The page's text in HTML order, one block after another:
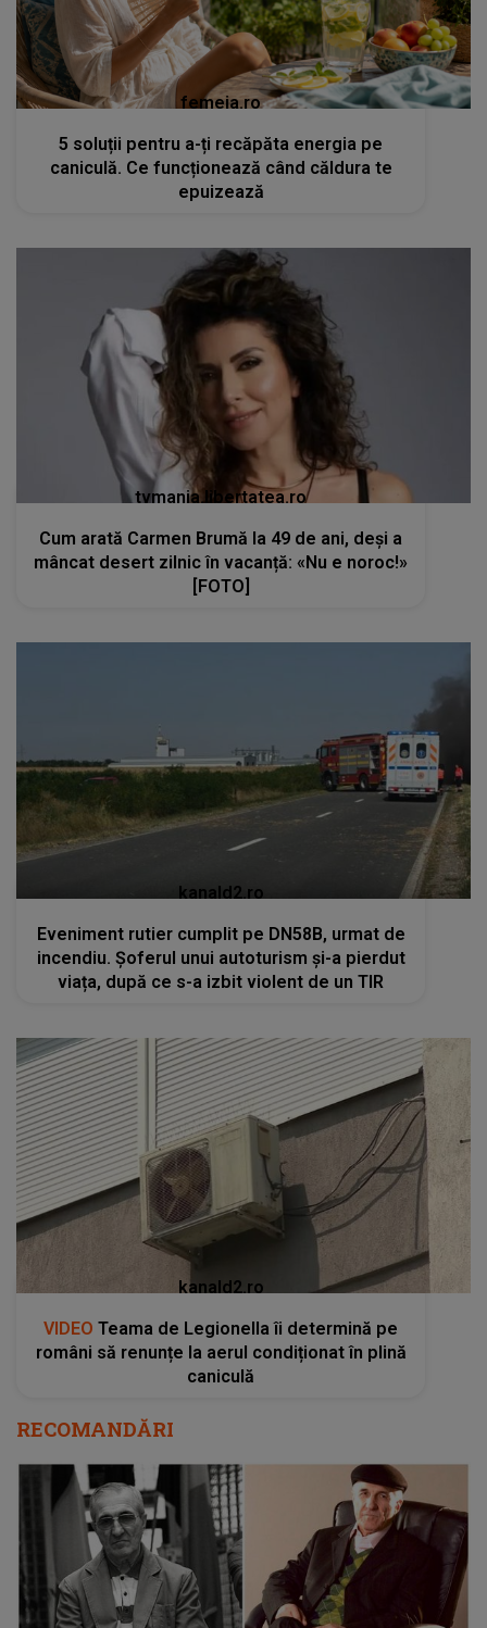
femeia.ro
5 soluții pentru a-ți recăpăta energia pe
caniculă. Ce funcționează când căldura te
epuizează
tvmania.libertatea.ro
Cum arată Carmen Brumă la 49 de ani, deși a
mâncat desert zilnic în vacanță: «Nu e noroc!»
[FOTO]
kanald2.ro
Eveniment rutier cumplit pe DN58B, urmat de
incendiu. Șoferul unui autoturism și-a pierdut
viața, după ce s-a izbit violent de un TIR
kanald2.ro
VIDEO Teama de Legionella îi determină pe
români să renunțe la aerul condiționat în plină
caniculă
RECOMANDĂRI